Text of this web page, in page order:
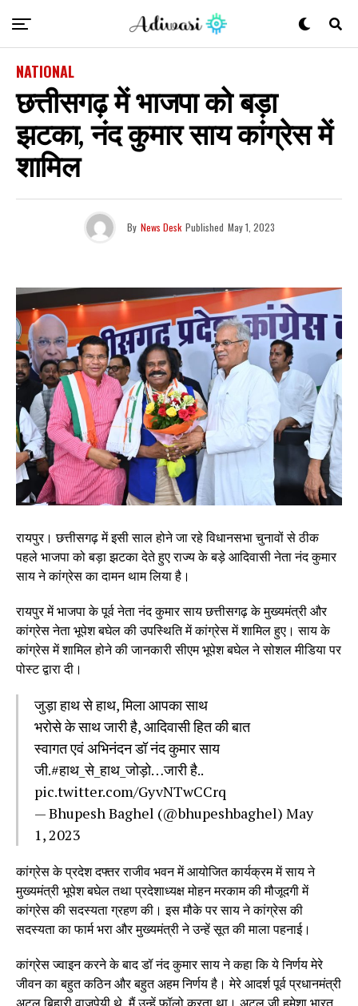
NATIONAL
छत्तीसगढ़ में भाजपा को बड़ा
झटका, नंद कुमार साय कांग्रेस में
शामिल
By News Desk Published May 1, 2023
रायपुर। छत्तीसगढ़ में इसी साल होने जा रहे विधानसभा चुनावों से ठीक
पहले भाजपा को बड़ा झटका देते हुए राज्य के बड़े आदिवासी नेता नंद कुमार
साय ने कांग्रेस का दामन थाम लिया है।
रायपुर में भाजपा के पूर्व नेता नंद कुमार साय छत्तीसगढ़ के मुख्यमंत्री और
कांग्रेस नेता भूपेश बघेल की उपस्थिति में कांग्रेस में शामिल हुए। साय के
कांग्रेस में शामिल होने की जानकारी सीएम भूपेश बघेल ने सोशल मीडिया पर
पोस्ट द्वारा दी।
जुड़ा हाथ से हाथ, मिला आपका साथ
भरोसे के साथ जारी है, आदिवासी हित की बात
स्वागत एवं अभिनंदन डॉ नंद कुमार साय
जी.#हाथ_से_हाथ_जोड़ो…जारी है..
pic.twitter.com/GyvNTwCCrq
— Bhupesh Baghel (@bhupeshbaghel) May
1, 2023
कांग्रेस के प्रदेश दफ्तर राजीव भवन में आयोजित कार्यक्रम में साय ने
मुख्यमंत्री भूपेश बघेल तथा प्रदेशाध्यक्ष मोहन मरकाम की मौजूदगी में
कांग्रेस की सदस्यता ग्रहण की। इस मौके पर साय ने कांग्रेस की
सदस्यता का फार्म भरा और मुख्यमंत्री ने उन्हें सूत की माला पहनाई।
कांग्रेस ज्वाइन करने के बाद डॉ नंद कुमार साय ने कहा कि ये निर्णय मेरे
जीवन का बहुत कठिन और बहुत अहम निर्णय है। मेरे आदर्श पूर्व प्रधानमंत्री